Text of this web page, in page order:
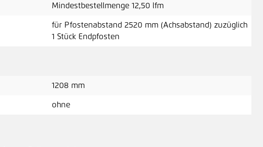
Mindestbestellmenge 12,50 lfm
für Pfostenabstand 2520 mm (Achsabstand) zuzüglich
1 Stück Endpfosten
1208 mm
ohne